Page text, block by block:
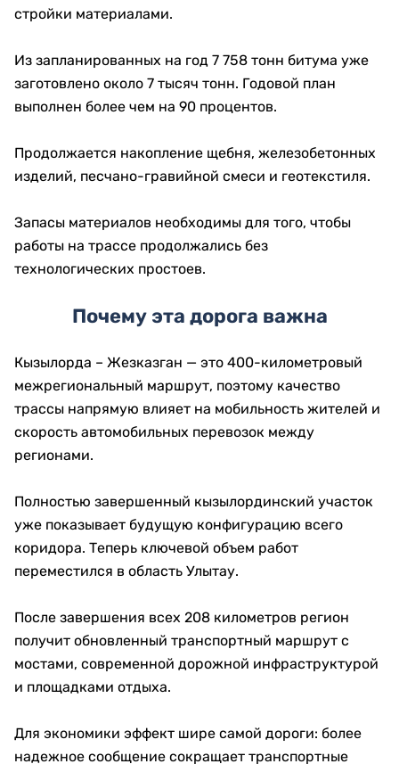
стройки материалами.
Из запланированных на год 7 758 тонн битума уже
заготовлено около 7 тысяч тонн. Годовой план
выполнен более чем на 90 процентов.
Продолжается накопление щебня, железобетонных
изделий, песчано-гравийной смеси и геотекстиля.
Запасы материалов необходимы для того, чтобы
работы на трассе продолжались без
технологических простоев.
Почему эта дорога важна
Кызылорда – Жезказган — это 400-километровый
межрегиональный маршрут, поэтому качество
трассы напрямую влияет на мобильность жителей и
скорость автомобильных перевозок между
регионами.
Полностью завершенный кызылординский участок
уже показывает будущую конфигурацию всего
коридора. Теперь ключевой объем работ
переместился в область Улытау.
После завершения всех 208 километров регион
получит обновленный транспортный маршрут с
мостами, современной дорожной инфраструктурой
и площадками отдыха.
Для экономики эффект шире самой дороги: более
надежное сообщение сокращает транспортные